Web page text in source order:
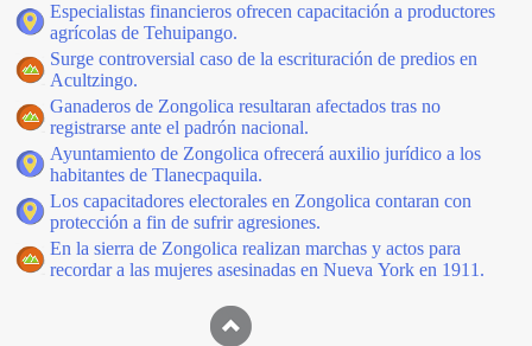
Especialistas financieros ofrecen capacitación a productores
agrícolas de Tehuipango.
Surge controversial caso de la escrituración de predios en
Acultzingo.
Ganaderos de Zongolica resultaran afectados tras no
registrarse ante el padrón nacional.
Ayuntamiento de Zongolica ofrecerá auxilio jurídico a los
habitantes de Tlanecpaquila.
Los capacitadores electorales en Zongolica contaran con
protección a fin de sufrir agresiones.
En la sierra de Zongolica realizan marchas y actos para
recordar a las mujeres asesinadas en Nueva York en 1911.